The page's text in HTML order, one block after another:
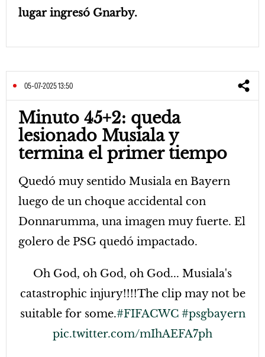
lugar ingresó Gnarby.
05-07-2025 13:50
Minuto 45+2: queda
lesionado Musiala y
termina el primer tiempo
Quedó muy sentido Musiala en Bayern
luego de un choque accidental con
Donnarumma, una imagen muy fuerte. El
golero de PSG quedó impactado.
Oh God, oh God, oh God... Musiala's
catastrophic injury!!!!The clip may not be
suitable for some.#FIFACWC #psgbayern
pic.twitter.com/mIhAEFA7ph